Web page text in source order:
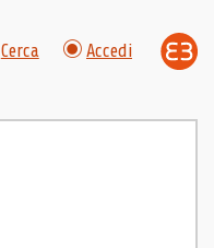
Cerca Accedi